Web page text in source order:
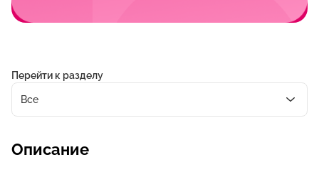
Перейти к разделу
Все
Описание